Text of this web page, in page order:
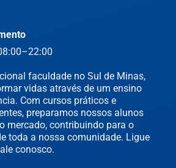
faculdade no Sul de Minas,
vidas através de um ensino
Com cursos práticos e
preparamos nossos alunos
mercado, contribuindo para o
toda a nossa comunidade. Ligue
conosco.